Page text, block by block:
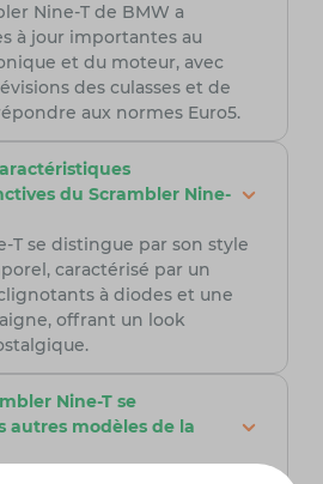
Nine-T de BMW a
à jour importantes au
et du moteur, avec
des culasses et de
aux normes Euro5.
du Scrambler Nine-
T se distingue par son style
caractérisé par un
à diodes et une
offrant un look
Nine-T se
autres modèles de la